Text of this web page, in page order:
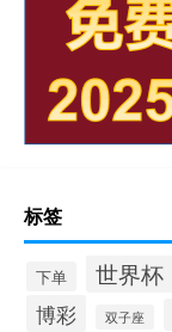
标签
下单 世界杯
博彩 双子座